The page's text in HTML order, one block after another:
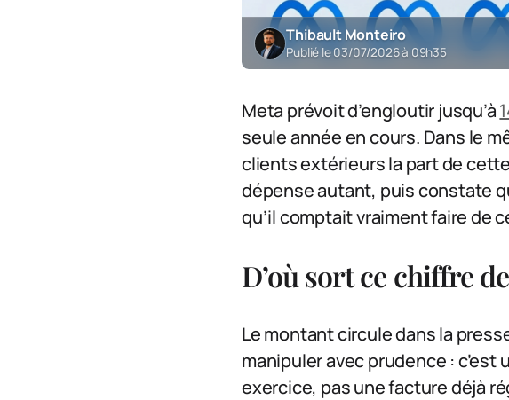
Thibault Monteiro
Publié le 03/07/2026 à 09h35
Meta prévoit d’engloutir jusqu’à
seule année en cours. Dans le
clients extérieurs la part de
dépense autant, puis constate
qu’il comptait vraiment faire de
D’où sort ce chiffre
Le montant circule dans la
manipuler avec prudence :
exercice, pas une facture déjà